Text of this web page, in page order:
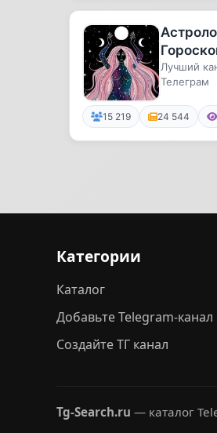
Лучший
Телеграм
15 219 24 544
Категории
Каталог
Добавьте Telegram-канал
Создайте ТГ канал
Tg-Search.ru — каталог